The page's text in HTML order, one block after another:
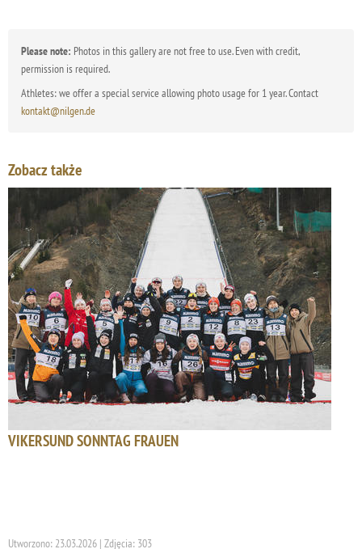
Please note: Photos in this gallery are not free to use. Even with credit,
permission is required.
Athletes: we offer a special service allowing photo usage for 1 year. Contact
kontakt@nilgen.de
Zobacz także
VIKERSUND SONNTAG FRAUEN
Utworzono: 23.03.2026 | Zdjęcia: 303